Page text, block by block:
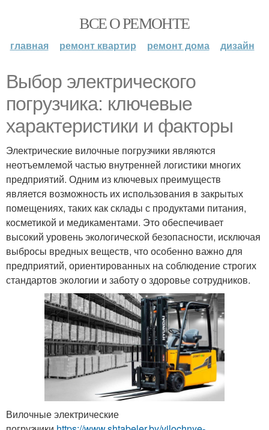
ВСЕ О РЕМОНТЕ
главная ремонт квартир ремонт дома дизайн
Выбор электрического
погрузчика: ключевые
характеристики и факторы
Электрические вилочные погрузчики являются
неотъемлемой частью внутренней логистики многих
предприятий. Одним из ключевых преимуществ
является возможность их использования в закрытых
помещениях, таких как склады с продуктами питания,
косметикой и медикаментами. Это обеспечивает
высокий уровень экологической безопасности, исключая
выбросы вредных веществ, что особенно важно для
предприятий, ориентированных на соблюдение строгих
стандартов экологии и заботу о здоровье сотрудников.
Вилочные электрические